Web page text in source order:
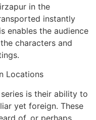
in the
instantly
enables the audience
characters and
Locations
is their ability to
yet foreign. These
of, or perhaps